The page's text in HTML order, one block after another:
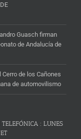
Guasch firman
de Andalucía de
de los Cañones
de automovilismo
: LUNES